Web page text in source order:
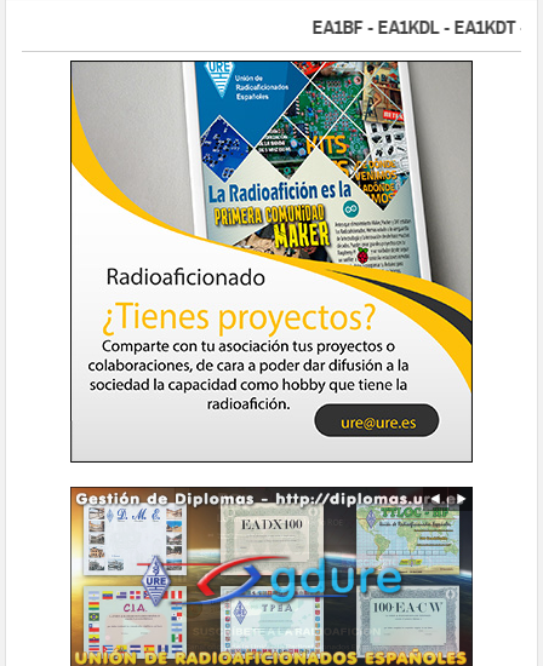
EA1BF - EA1KDL - EA1KDT -